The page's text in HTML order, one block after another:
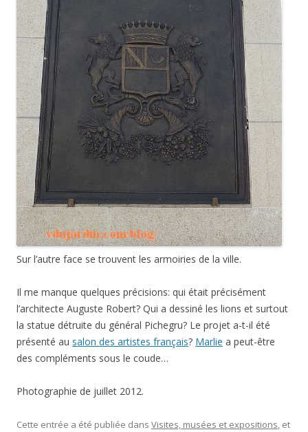
Sur l’autre face se trouvent les armoiries de la ville.
Il me manque quelques précisions: qui était précisément
l’architecte Auguste Robert? Qui a dessiné les lions et surtout
la statue détruite du général Pichegru? Le projet a-t-il été
présenté au salon des artistes français? Marlie a peut-être
des compléments sous le coude…
Photographie de juillet 2012.
Cette entrée a été publiée dans Visites, musées et expositions, et